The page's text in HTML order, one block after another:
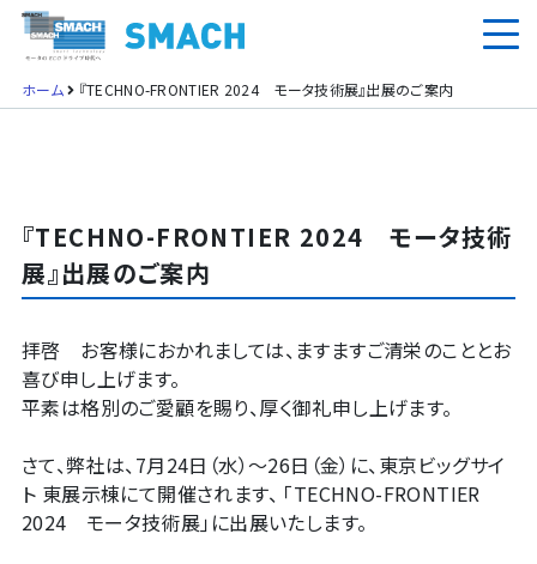
ホーム 『TECHNO-FRONTIER 2024 モータ技術展』出展のご案内
『TECHNO-FRONTIER 2024 モータ技術
展』出展のご案内
拝啓 お客様におかれましては、ますますご清栄のこととお
喜び申し上げます。
平素は格別のご愛顧を賜り、厚く御礼申し上げます。
さて、弊社は、7月24日（水）～26日（金）に、東京ビッグサイ
ト 東展示棟にて開催されます、 ｢TECHNO-FRONTIER
2024 モータ技術展｣に出展いたします。